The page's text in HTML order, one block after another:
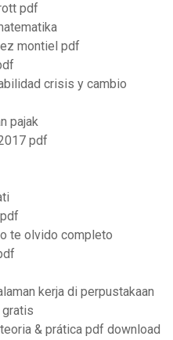
pdf
montiel pdf
crisis y cambio
pajak
pdf
te olvido completo
kerja di perpustakaan
& prática pdf download